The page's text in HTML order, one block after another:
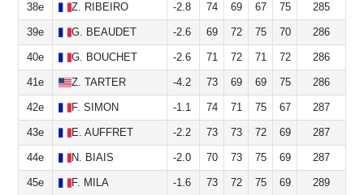
38e Z. RIBEIRO -2.8 74 69 67 75 285
39e G. BEAUDET -2.6 69 72 75 70 286
40e G. BOUCHET -2.6 71 72 71 72 286
41e Z. TARTER -4.2 73 69 69 75 286
42e F. SIMON -1.1 74 71 75 67 287
43e E. AUFFRET -2.2 73 73 72 69 287
44e N. BIAIS -2.0 70 73 75 69 287
45e F. MILA -1.6 73 72 75 69 289